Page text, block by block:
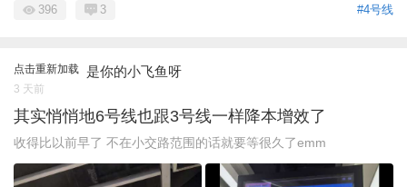
#4号线
396 3
点击重新加载 是你的小飞鱼呀
3 天前
其实悄悄地6号线也跟3号线一样降本增效了
收得比以前早了 不在小交路范围的话就要等很久了emm